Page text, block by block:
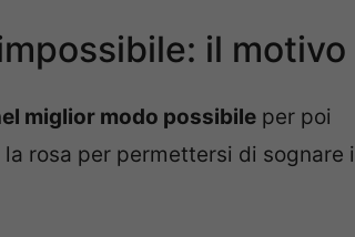
il motivo
miglior modo possibile per poi
rosa per permettersi di sognare